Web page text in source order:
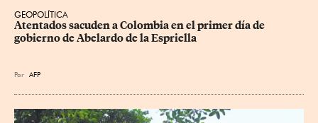
GEOPOLÍTICA
Atentados sacuden a Colombia en el primer día de
gobierno de Abelardo de la Espriella
Por AFP